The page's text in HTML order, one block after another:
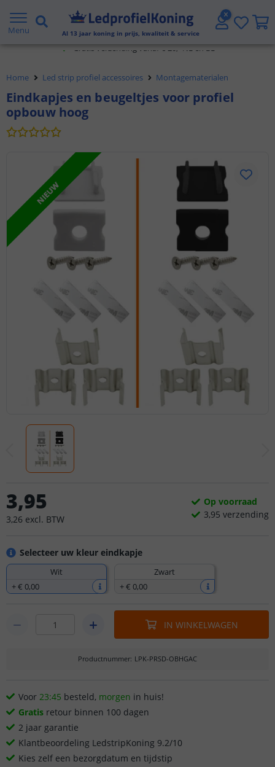
Menu Al 13 jaar koning in prijs, kwaliteit & service
Gratis verzending vanaf € 20,- NL en BE
Voor 23:45 uur besteld,morgen in huis
Home Led strip profiel accessoires Montagematerialen
Eindkapjes en beugeltjes voor profiel
opbouw hoog
NIEUW
Selecteer uw kleur eindkapje
Wit
+€ 0,00
Zwart
+€ 0,00
3,95
3,26 excl. BTW
Op voorraad
3,95 verzending
IN WINKELWAGEN
Productnummer: LPK-PRSD-OBHGAC
Voor 23:45 besteld, morgen in huis!
Gratis retour binnen 100 dagen
2 jaar garantie
Klantbeoordeling LedstripKoning 9.2/10
Kies zelf een bezorgdatum en tijdstip